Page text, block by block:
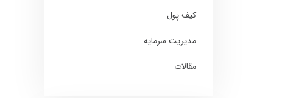
کیف پول
مدیریت سرمایه
مقالات